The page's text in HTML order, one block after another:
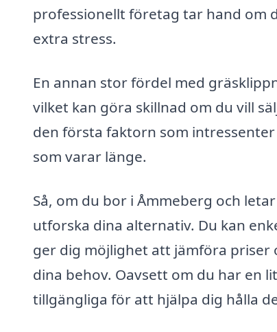
professionellt företag tar hand om
extra stress.
En annan stor fördel med
vilket kan göra skillnad om du vill
den första faktorn som
som varar länge.
Så, om du bor i Åmmeberg och
utforska dina alternativ. Du kan
ger dig möjlighet att jämföra
dina behov. Oavsett om du har en
tillgängliga för att hjälpa dig hålla